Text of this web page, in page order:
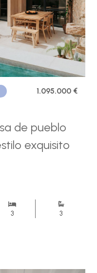
1.095.000 €
de pueblo
exquisito
3 3